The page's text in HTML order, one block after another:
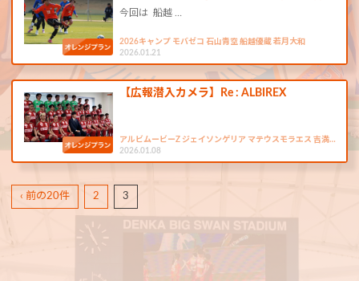
今回は 船越 …
2026キャンプ モバゼコ 石山青空 船越優蔵 若月大和
2026.01.21
【広報潜入カメラ】Re : ALBIREX
アルビムービーZ ジェイソンゲリア マテウスモラエス 吉満…
2026.01.08
‹ 前の20件 2 3